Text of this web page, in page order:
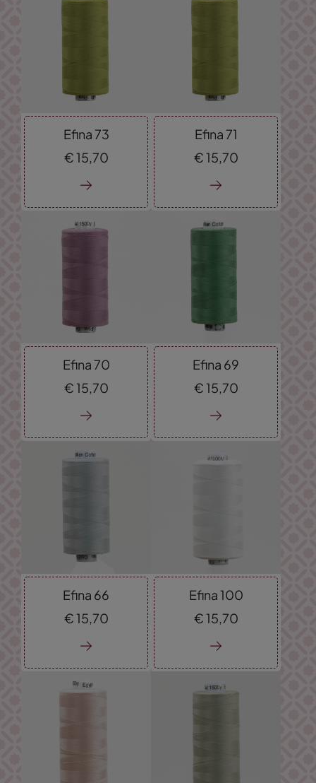
Efina 73
€15,70
Efina 71
€15,70
Efina 70
€15,70
Efina 69
€15,70
Efina 66
€15,70
Efina 100
€15,70